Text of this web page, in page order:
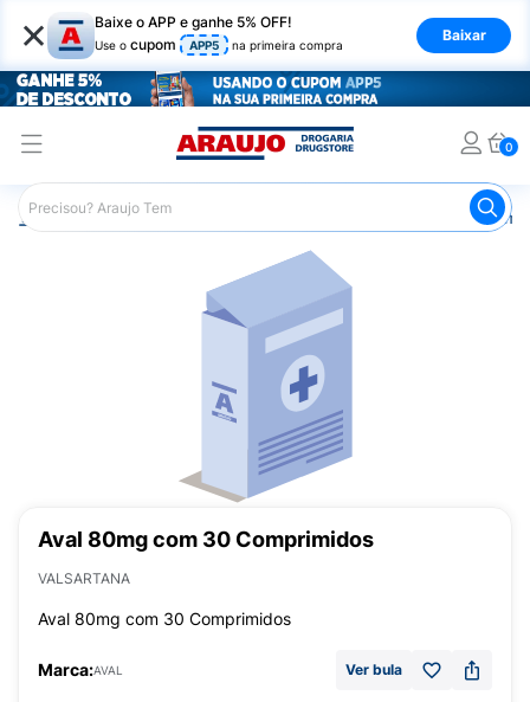
× Baixe o APP e ganhe 5% OFF!
Use o cupom APP5 na primeira compra
Baixar
0
Araujo Medicamentos
Aval 80mg com 30 Comprimidos
VALSARTANA
Aval 80mg com 30 Comprimidos
Marca:AVAL Ver bula